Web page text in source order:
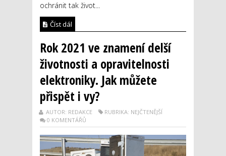
ochránit tak život...
Číst dál
Rok 2021 ve znamení delší
životnosti a opravitelnosti
elektroniky. Jak můžete
přispět i vy?
AUTOR: REDAKCE
RUBRIKA: NEJČTENĚJŠÍ
0 KOMENTÁŘŮ